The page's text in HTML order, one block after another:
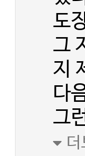
도
그
지
다
그
더